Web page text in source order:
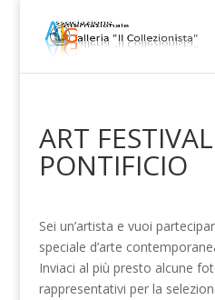
ART
PONTIFICIO
Sei un’artista e vuoi
speciale d’arte
Inviaci al più presto alcune
rappresentativi per la